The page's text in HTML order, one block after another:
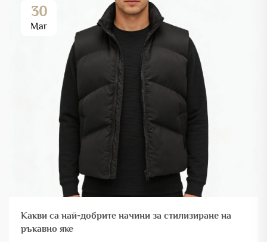
30
Mar
Какви са най-добрите начини за стилизиране на
ръкавно яке